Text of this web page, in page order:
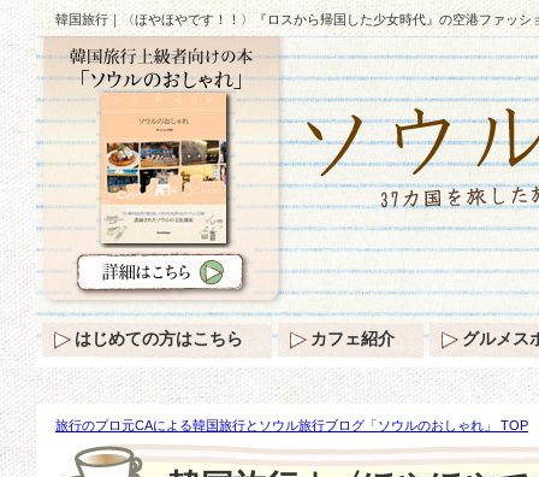
韓国旅行｜〈ほやほやです！！〉『ロスから帰国した少女時代』の空港ファッシ
旅行のプロ元CAによる韓国旅行とソウル旅行ブログ「ソウルのおしゃれ」 TOP
『ロスから帰国した少女時代』の空港ファッション♪(11.13追加あり)
はじめての方はこちら カフェ紹介 グルメス